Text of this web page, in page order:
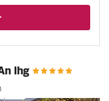
Ihg